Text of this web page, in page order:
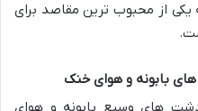
یکی از محبوب ترین مقاصد برای
بابونه و هوای خنک